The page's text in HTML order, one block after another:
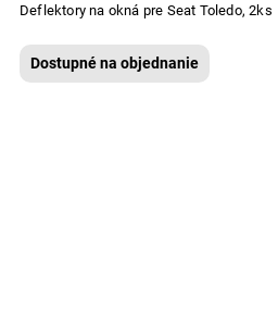
Deflektory na okná pre Seat Toledo, 2ks
Dostupné na objednanie